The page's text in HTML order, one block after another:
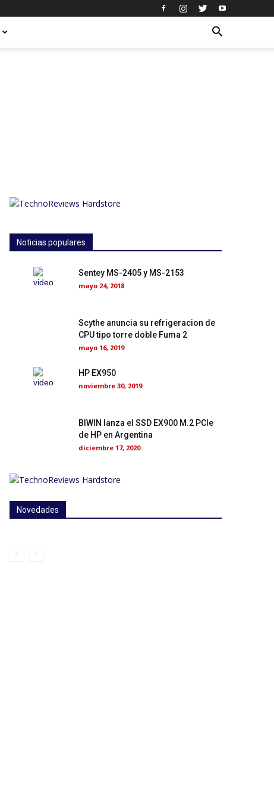
Noticias populares
Sentey MS-2405 y MS-2153
mayo 24, 2018
Scythe anuncia su refrigeracion de
CPU tipo torre doble Fuma 2
mayo 16, 2019
HP EX950
noviembre 30, 2019
BIWIN lanza el SSD EX900 M.2 PCIe
de HP en Argentina
diciembre 17, 2020
Novedades